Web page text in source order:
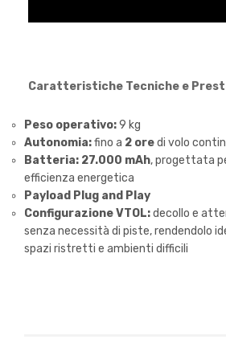
Caratteristiche Tecniche e
Peso operativo:9 kg
Autonomia:fino a 2 oredi volo
Batteria: 27.000 mAh, progettata
efficienza energetica
Payload Plug and Play
Configurazione VTOL:decollo e
senza necessità di piste, rendendolo
spazi ristretti e ambienti difficili